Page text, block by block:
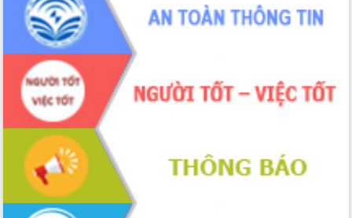
Tháo gỡ những vướng mắc, đẩy mạnh
công tác cải cách thủ tục hành chính
tại Trung tâm Phục vụ hành chính
công tỉnh
Đắk Lắk: Tôn vinh 46 giải pháp tại Hội
thi Sáng tạo Kỹ thuật 2024 - 2025
Đắk Lắk rà soát, điều chỉnh Đề án 190
về phát triển nuôi trồng thủy sản
Phó Chủ tịch UBND tỉnh Đắk Lắk
Trương Công Thái kiểm tra thực địa
Dự án cao tốc Khánh Hòa - Buôn Ma
Thuột